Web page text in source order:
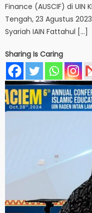
Finance (AUSCIF) di UIN
Tengah, 23 Agustus
Syariah IAIN Fattahul […]
Sharing Is Caring